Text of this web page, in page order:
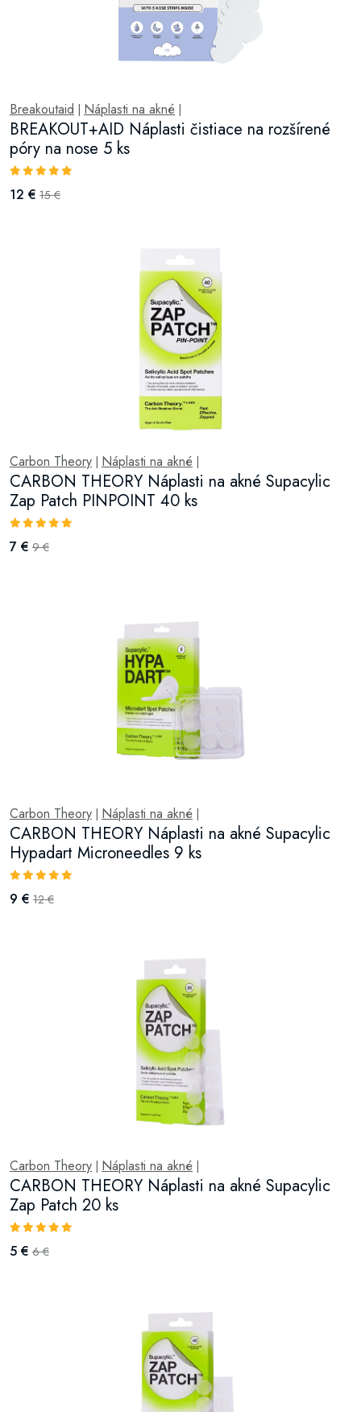
Breakoutaid Náplasti na akné
BREAKOUT+AID Náplasti čistiace na rozšírené
póry na nose 5 ks
12 € 15 €
Carbon Theory Náplasti na akné
CARBON THEORY Náplasti na akné Supacylic
Zap Patch PINPOINT 40 ks
7 € 9 €
Carbon Theory Náplasti na akné
CARBON THEORY Náplasti na akné Supacylic
Hypadart Microneedles 9 ks
9 € 12 €
Carbon Theory Náplasti na akné
CARBON THEORY Náplasti na akné Supacylic
Zap Patch 20 ks
5 € 6 €